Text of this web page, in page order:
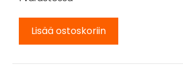
Lisää ostoskoriin